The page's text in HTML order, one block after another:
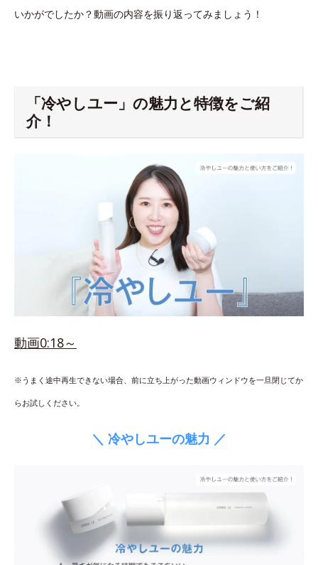
いかがでしたか？動画の内容を振り返ってみましょう！
「冷やしユー」の魅力と特徴をご紹
介！
動画0:18～
※うまく途中再生できない場合、前に立ち上がった動画ウィンドウを一旦閉じてか
らお試しください。
＼ 冷やしユーの魅力 ／